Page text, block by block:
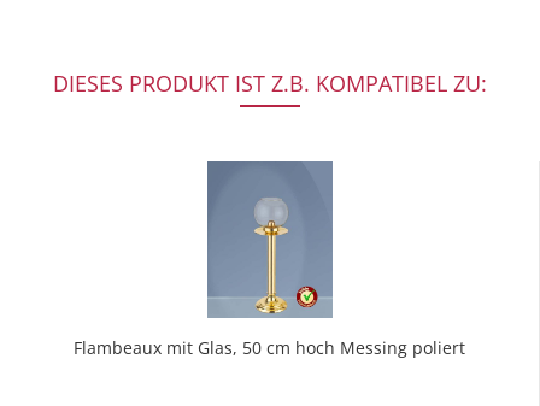
DIESES PRODUKT IST Z.B. KOMPATIBEL ZU:
Flambeaux mit Glas, 50 cm hoch Messing poliert